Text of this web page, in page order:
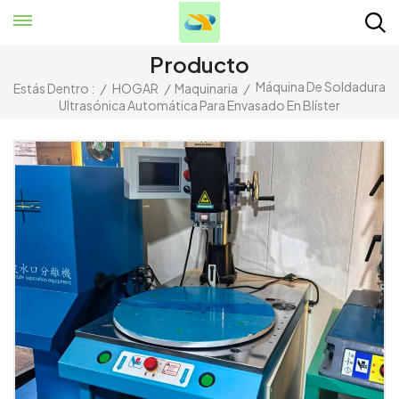
Producto
Estás Dentro : / HOGAR / Maquinaria / Máquina De Soldadura
Ultrasónica Automática Para Envasado En Blíster